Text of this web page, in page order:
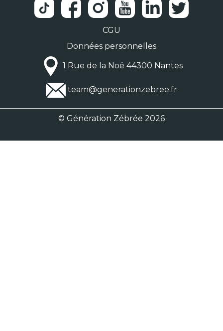
CGU
Données personnelles
1 Rue de la Noë 44300 Nantes
team@generationzebree.fr
© Génération Zébrée 2026